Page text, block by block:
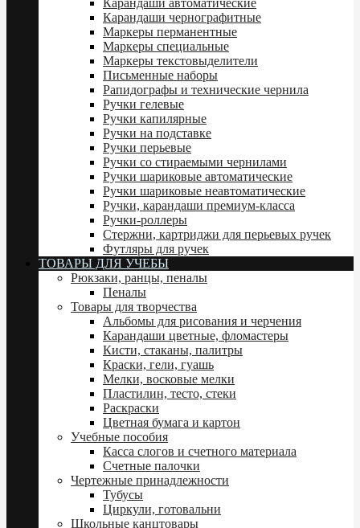
Карандаши чернографитные
Маркеры перманентные
Маркеры специальные
Маркеры текстовыделители
Письменные наборы
Рапидографы и технические чернила
Ручки гелевые
Ручки капилярные
Ручки на подставке
Ручки перьевые
Ручки со стираемыми чернилами
Ручки шариковые автоматические
Ручки шариковые неавтоматические
Ручки, карандаши премиум-класса
Ручки-роллеры
Стержни, картриджи для перьевых ручек
Футляры для ручек
ТОВАРЫ ДЛЯ УЧЕБЫ
Рюкзаки, ранцы, пеналы
Пеналы
Товары для творчества
Альбомы для рисования и черчения
Карандаши цветные, фломастеры
Кисти, стаканы, палитры
Краски, гели, гуашь
Мелки, восковые мелки
Пластилин, тесто, стеки
Раскраски
Цветная бумага и картон
Учебные пособия
Касса слогов и счетного материала
Счетные палочки
Чертежные принадлежности
Тубусы
Циркули, готовальни
Школьные канцтовары